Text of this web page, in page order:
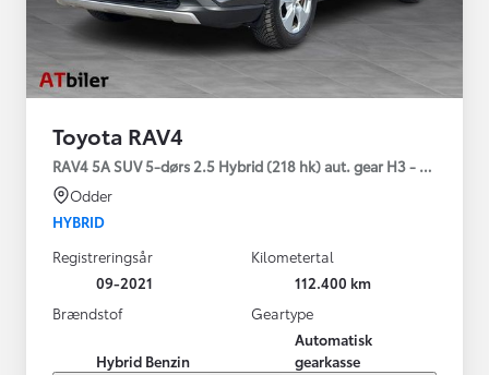
Toyota RAV4
RAV4 5A SUV 5-dørs 2.5 Hybrid (218 hk) aut. gear H3 - Comfort
Odder
HYBRID
Registreringsår
09-2021
Kilometertal
112.400 km
Brændstof
Hybrid Benzin
Geartype
Automatisk
gearkasse